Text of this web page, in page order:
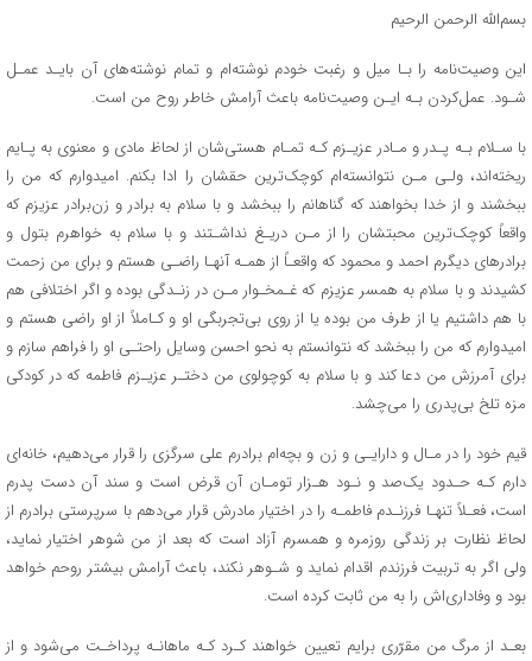
بسم‌الله الرحمن الرحیم
این وصیت‌نامه را بـا میل و رغبت خودم نوشته‌ام و تمام نوشته‌های آن بایـد عمـل
شـود. عمل‌کردن بـه ایـن وصیت‌نامه باعث آرامش خاطر روح من است.
با سـلام بـه پـدر و مـادر عزیـزم کـه تمـام هستی‌شان از لحاظ مادی و معنوی به پـایم
ریخته‌اند، ولـی مـن نتوانسته‌ام کوچک‌ترین حقشان را ادا بکنم. امیدوارم که من را
ببخشند و از خدا بخواهند که گناهانم را ببخشد و با سلام به برادر و زن‌برادر عزیزم که
واقعاً کوچک‌ترین محبتشان را از مـن دریـغ نداشـتند و با سلام به خواهرم بتول و
برادرهای دیگرم احمد و محمود که واقعـاً از همـه آنهـا راضـی هستم و برای من زحمت
کشیدند و با سلام به همسر عزیزم که غـمخـوار مـن در زنـدگی بوده و اگر اختلافی هم
با هم داشتیم یا از طرف من بوده یا از روی بی‌تجربگی او و کـاملاً از او راضی هستم و
امیدوارم که من را ببخشد که نتوانستم به نحو احسن وسایل راحتـی او را فراهم سازم و
برای آمرزش من دعا کند و با سلام به کوچولوی من دختـر عزیـزم فاطمه که در کودکی
مزه تلخ بی‌پدری را می‌چشد.
قیم خود را در مـال و دارایـی و زن و بچه‌ام برادرم علی سرگزی را قرار می‌دهیم، خانه‌ای
دارم کـه حـدود یک‌صد و نـود هـزار تومـان آن قرض است و سند آن دست پدرم
است، فعـلاً تنهـا فرزنـدم فاطمـه را در اختیار مادرش قرار می‌دهم با سرپرستی برادرم از
لحاظ نظارت بر زندگی روزمره و همسرم آزاد است که بعد از من شوهر اختیار نماید،
ولی اگر به تربیت فرزندم اقدام نماید و شـوهر نکند، باعث آرامش بیشتر روحم خواهد
بود و وفاداری‌اش را به من ثابت کرده است.
بعـد از مرگ من مقرّری برایم تعیین خواهند کـرد کـه ماهانـه پرداخـت می‌شود و از